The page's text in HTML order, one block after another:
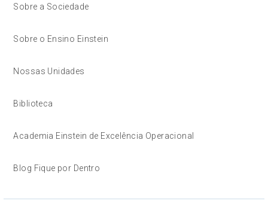
Sobre a Sociedade
Sobre o Ensino Einstein
Nossas Unidades
Biblioteca
Academia Einstein de Excelência Operacional
Blog Fique por Dentro